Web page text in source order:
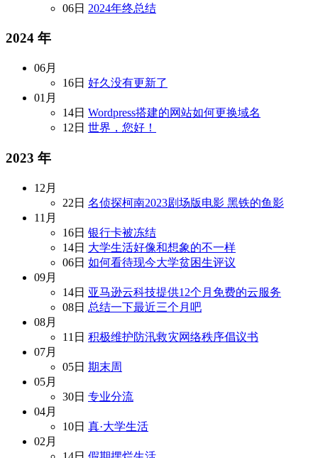
06日 2024年终总结
2024 年
06月
16日 好久没有更新了
01月
14日 Wordpress搭建的网站如何更换域名
12日 世界，您好！
2023 年
12月
22日 名侦探柯南2023剧场版电影 黑铁的鱼影
11月
16日 银行卡被冻结
14日 大学生活好像和想象的不一样
06日 如何看待现今大学贫困生评议
09月
14日 亚马逊云科技提供12个月免费的云服务
08日 总结一下最近三个月吧
08月
11日 积极维护防汛救灾网络秩序倡议书
07月
05日 期末周
05月
30日 专业分流
04月
10日 真·大学生活
02月